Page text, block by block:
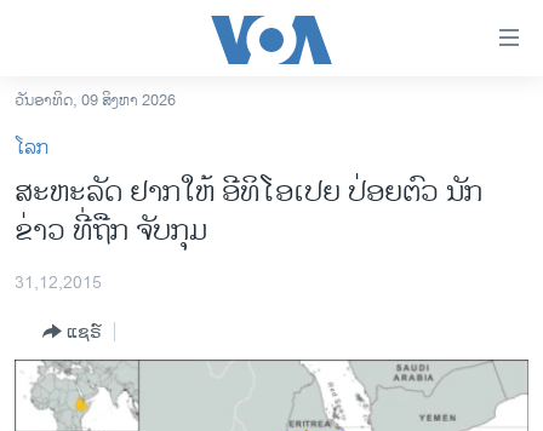
ເຂົ້າ
ຫາ
ຂ້າມ
ຂ້າມ
ຫາ
ອາເມຣິກາ
ການເລືອກຕັ້ງ ປະທານາທີບໍດີ ສະຫະລັດ 2024
ຂ່າວ​ຈີນ
ໂລກ
ເອເຊຍ
ວັນອາທິດ, 09 ສິງຫາ 2026
ໂລກ
ສະຫະລັດ ຢາກໃຫ້ ອີທິໂອເປຍ ປ່ອຍຕົວ ນັກ
ຂ່າວ ທີ່ຖືກ ຈັບກຸມ
31,12,2015
ແຊຣ໌